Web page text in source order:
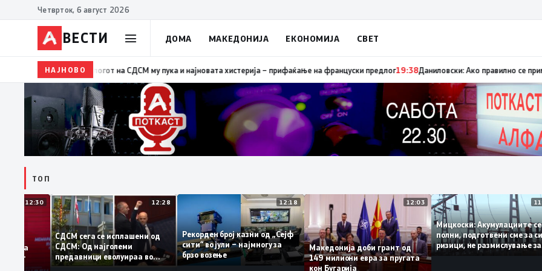
Четврток, 6 август 2026
ВЕСТИ ДОМА МАКЕДОНИЈА ЕКОНОМИЈА СВЕТ
НАЈНОВО19:39ВМРО-ДПМНЕ: Како што му пукна меурот од сапуница „мигранти за пари“, така на талогот на СДСМ му пука и
ТОП
12:30
на
12:28
СДСМ сега се исплашени од
СДСМ: Од најголеми
предавници еволуираа во
најголеми патриоти
12:18
Рекорден број казни од „Сејф
сити“ во јули – најмногу за
брзо возење
12:03
Македонија доби грант од
149 милиони евра за пругата
кон Бугарија
Мицкоски:
полни, подготвени сме
ризици, не
поскапување на струјата